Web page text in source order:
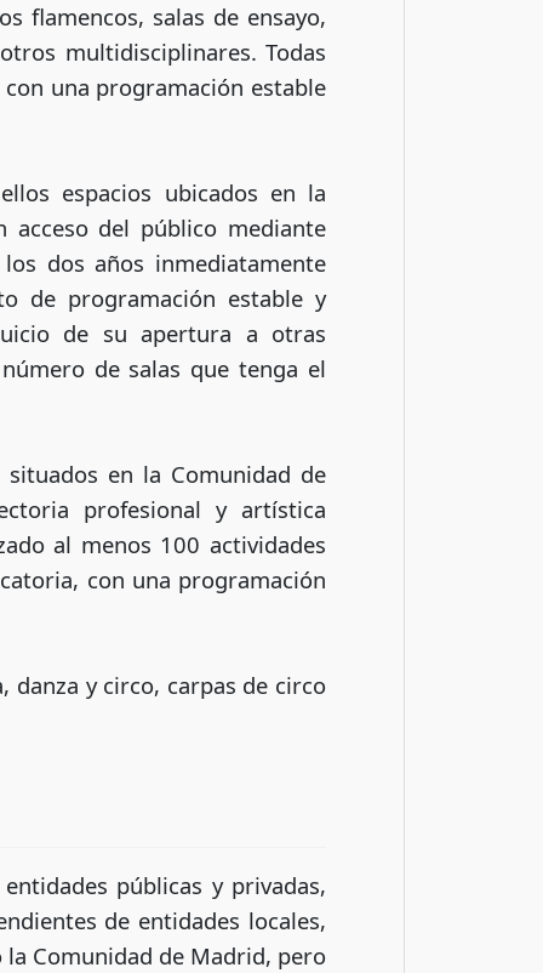
flamencos, salas de ensayo,
multidisciplinares. Todas
una programación estable
espacios ubicados en la
acceso del público mediante
dos años inmediatamente
de programación estable y
de su apertura a otras
de salas que tenga el
en la Comunidad de
profesional y artística
al menos 100 actividades
con una programación
danza y circo, carpas de circo
públicas y privadas,
de entidades locales,
Comunidad de Madrid, pero